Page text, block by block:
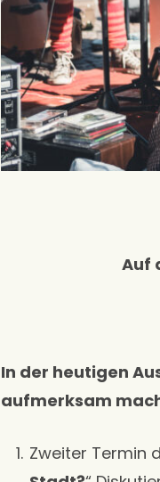
Auf
In der heutigen
aufmerksam
Zweiter Termin